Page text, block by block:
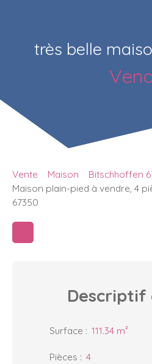
très belle
Vente Maison
Bitschhoffen
Maison plain-pied à vendre, 4
67350
Descriptif
Surface : 111.34 m²
Pièces : 4